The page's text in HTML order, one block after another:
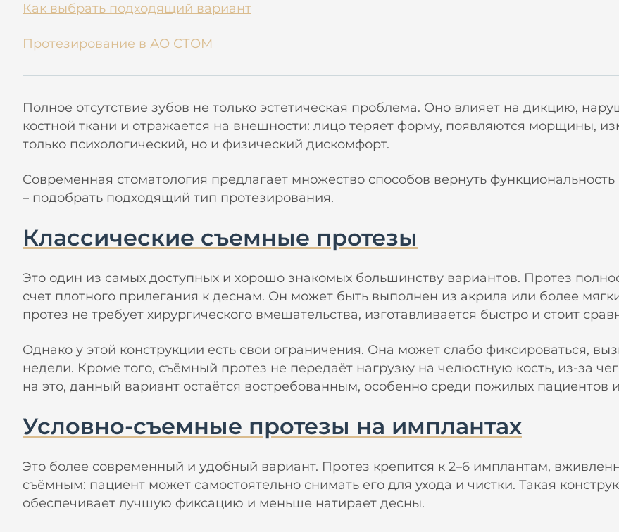
Как выбрать подходящий вариант
Протезирование в АО СТОМ
Полное отсутствие зубов не только эстетическая проблема. Оно влияет на дикцию,
костной ткани и отражается на внешности: лицо теряет форму, появляются морщины,
только психологический, но и физический дискомфорт.
Современная стоматология предлагает множество способов вернуть
– подобрать подходящий тип протезирования.
Классические съемные протезы
Это один из самых доступных и хорошо знакомых большинству вариантов. Протез
счет плотного прилегания к деснам. Он может быть выполнен из акрила или более
протез не требует хирургического вмешательства, изготавливается быстро и стоит
Однако у этой конструкции есть свои ограничения. Она может слабо фиксироваться,
недели. Кроме того, съёмный протез не передаёт нагрузку на челюстную кость, из-за
на это, данный вариант остаётся востребованным, особенно среди пожилых пациентов
Условно-съемные протезы на имплантах
Это более современный и удобный вариант. Протез крепится к 2–6 имплантам,
съёмным: пациент может самостоятельно снимать его для ухода и чистки. Такая
обеспечивает лучшую фиксацию и меньше натирает десны.